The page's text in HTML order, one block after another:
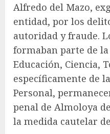
Alfredo del Mazo,
entidad, por los
autoridad y fraude.
formaban parte de
Educación, Ciencia,
específicamente de
Personal,
penal de Almoloya
la medida cautelar